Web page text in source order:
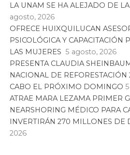
LA UNAM SE HA ALEJADO DE
agosto, 2026
OFRECE HUIXQUILUCAN
PSICOLÓGICA Y CAPACITACIÓN
LAS MUJERES 5 agosto, 2026
PRESENTA CLAUDIA
NACIONAL DE REFORESTACIÓN
CABO EL PRÓXIMO DOMINGO
ATRAE MARA LEZAMA PRIMER
NEARSHORING MÉDICO PARA
INVERTIRÁN 270 MILLONES DE
2026